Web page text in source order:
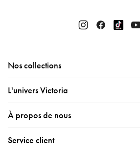
Nos collections
L'univers Victoria
À propos de nous
Service client